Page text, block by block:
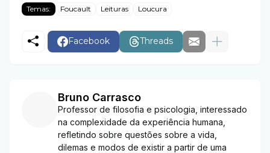
Temas: Foucault Leituras Loucura
Facebook Threads
Bruno Carrasco
Professor de filosofia e psicologia, interessado
na complexidade da experiência humana,
refletindo sobre questões sobre a vida,
dilemas e modos de existir a partir de uma